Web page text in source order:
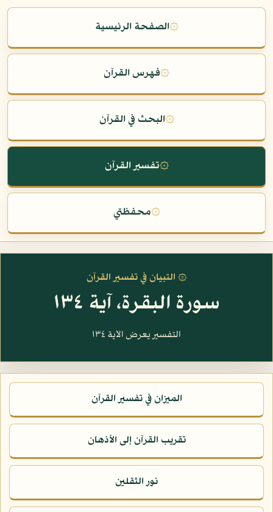
۞الصفحة الرئيسية
۞فهرس القرآن
۞البحث في القرآن
۞تفسير القرآن
۞محفظتي
۞ التبيان في تفسير القرآن
سورة البقرة، آية ١٣٤
التفسير يعرض الآية ١٣٤
الميزان في تفسير القرآن
تقريب القرآن إلى الأذهان
نور الثقلين